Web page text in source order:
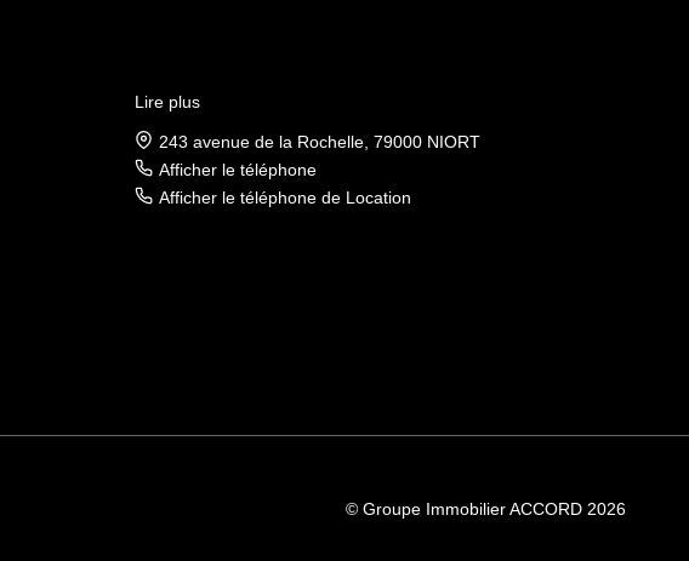
Lire plus
243 avenue de la Rochelle, 79000 NIORT
Afficher le téléphone
Afficher le téléphone de Location
© Groupe Immobilier ACCORD 2026